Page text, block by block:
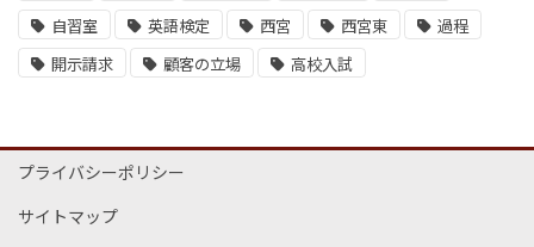
自習室
英語検定 西宮 西宮東
過程
開示請求
顧客の立場 高校入試
プライバシーポリシー
サイトマップ